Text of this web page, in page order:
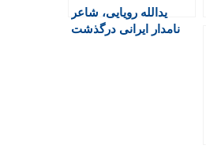
d
یدالله رویایی، شاعر
نامدار ایرانی درگذشت